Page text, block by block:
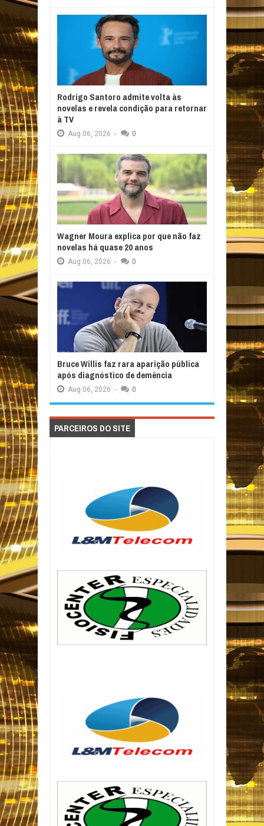
Rodrigo Santoro admite volta às
novelas e revela condição para retornar
à TV
Aug 06, 2026 - 0
Wagner Moura explica por que não faz
novelas há quase 20 anos
Aug 06, 2026 - 0
Bruce Willis faz rara aparição pública
após diagnóstico de demência
Aug 06, 2026 - 0
PARCEIROS DO SITE